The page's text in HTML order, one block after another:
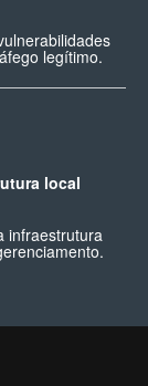
legítimo.
local
infraestrutura